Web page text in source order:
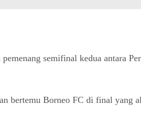
semifinal kedua antara
bertemu Borneo FC di final yang